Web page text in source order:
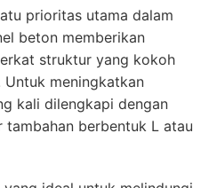
prioritas utama dalam
beton memberikan
struktur yang kokoh
meningkatkan
kali dilengkapi dengan
berbentuk L atau